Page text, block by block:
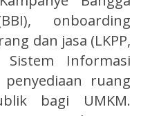
onboarding
dan jasa (LKPP,
Sistem Informasi
ruang
bagi UMKM.